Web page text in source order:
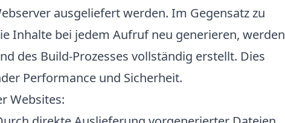
ausgeliefert werden. Im Gegensatz zu
Inhalte bei jedem Aufruf neu generieren, werden
des Build-Prozesses vollständig erstellt. Dies
Performance und Sicherheit.
Websites: